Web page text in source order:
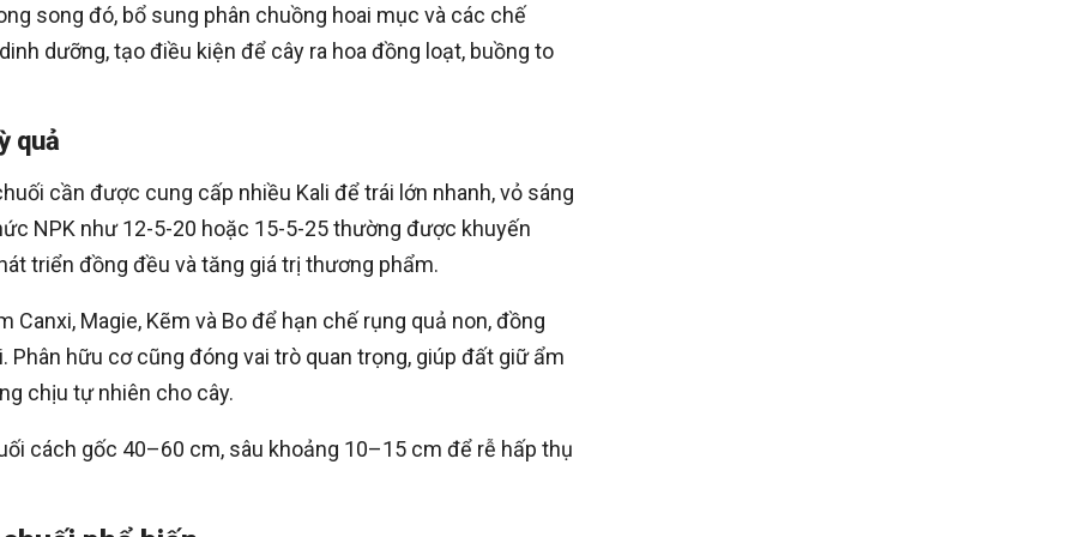
song đó, bổ sung phân chuồng hoai mục và các chế
dưỡng, tạo điều kiện để cây ra hoa đồng loạt, buồng to
quả
cần được cung cấp nhiều Kali để trái lớn nhanh, vỏ sáng
NPK như 12-5-20 hoặc 15-5-25 thường được khuyến
triển đồng đều và tăng giá trị thương phẩm.
Canxi, Magie, Kẽm và Bo để hạn chế rụng quả non, đồng
hữu cơ cũng đóng vai trò quan trọng, giúp đất giữ ẩm
chịu tự nhiên cho cây.
cách gốc 40–60 cm, sâu khoảng 10–15 cm để rễ hấp thụ